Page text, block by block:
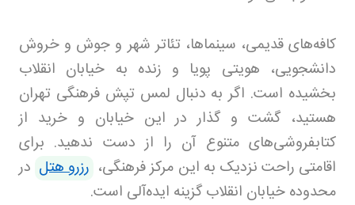
کافه‌های قدیمی، سینماها، تئاتر شهر و جوش و خروش
دانشجویی، هویتی پویا و زنده به خیابان انقلاب
بخشیده است. اگر به دنبال لمس تپش فرهنگی تهران
هستید، گشت و گذار در این خیابان و خرید از
کتابفروشی‌های متنوع آن را از دست ندهید. برای
اقامتی راحت نزدیک به این مرکز فرهنگی، رزرو هتل در
محدوده خیابان انقلاب گزینه ایده‌آلی است.